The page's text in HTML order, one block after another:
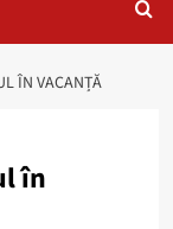
ÎN VACANȚĂ
în